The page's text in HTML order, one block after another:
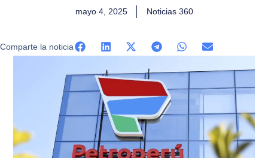
mayo 4, 2025 Noticias 360
Comparte la noticia